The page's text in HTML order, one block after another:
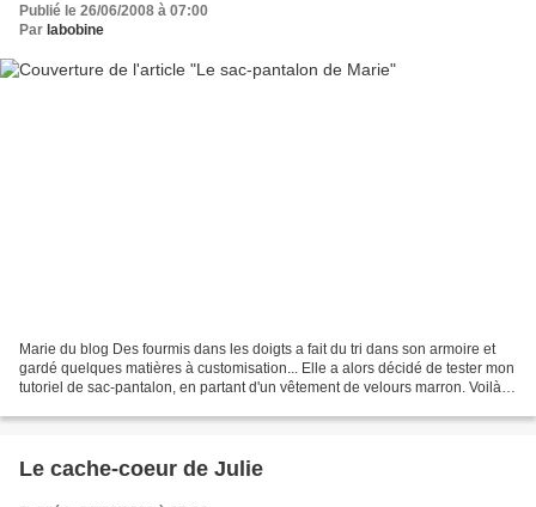
Publié le 26/06/2008 à 07:00
Par labobine
Marie du blog Des fourmis dans les doigts a fait du tri dans son armoire et
gardé quelques matières à customisation... Elle a alors décidé de tester mon
tutoriel de sac-pantalon, en partant d'un vêtement de velours marron. Voilà le
Le cache-coeur de Julie